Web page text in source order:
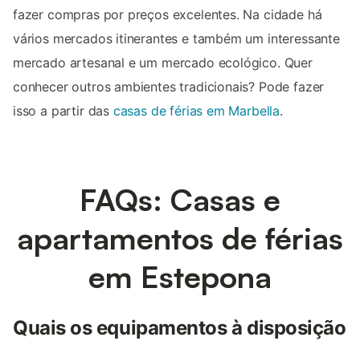
fazer compras por preços excelentes. Na cidade há
vários mercados itinerantes e também um interessante
mercado artesanal e um mercado ecológico. Quer
conhecer outros ambientes tradicionais? Pode fazer
isso a partir das casas de férias em Marbella.
FAQs: Casas e
apartamentos de férias
em Estepona
Quais os equipamentos à disposição